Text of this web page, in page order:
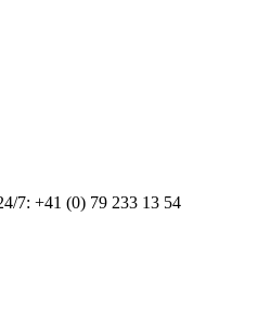
7: +41 (0) 79 233 13 54